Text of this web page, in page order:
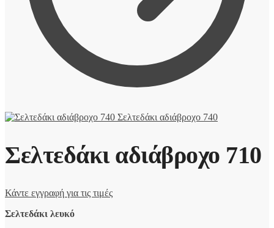
Σελτεδάκι αδιάβροχο 740
Σελτεδάκι αδιάβροχο 710
Κάντε εγγραφή για τις τιμές
Σελτεδάκι λευκό